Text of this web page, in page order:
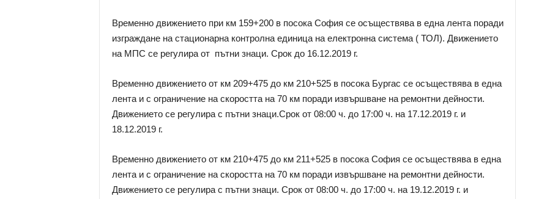
Временно движението при км 159+200 в посока София се осъществява в една лента поради
изграждане на стационарна контролна единица на електронна система ( ТОЛ). Движението
на МПС се регулира от пътни знаци. Срок до 16.12.2019 г.
Временно движението от км 209+475 до км 210+525 в посока Бургас се осъществява в една
лента и с ограничение на скоростта на 70 км поради извършване на ремонтни дейности.
Движението се регулира с пътни знаци.Срок от 08:00 ч. до 17:00 ч. на 17.12.2019 г. и
18.12.2019 г.
Временно движението от км 210+475 до км 211+525 в посока София се осъществява в една
лента и с ограничение на скоростта на 70 км поради извършване на ремонтни дейности.
Движението се регулира с пътни знаци. Срок от 08:00 ч. до 17:00 ч. на 19.12.2019 г. и